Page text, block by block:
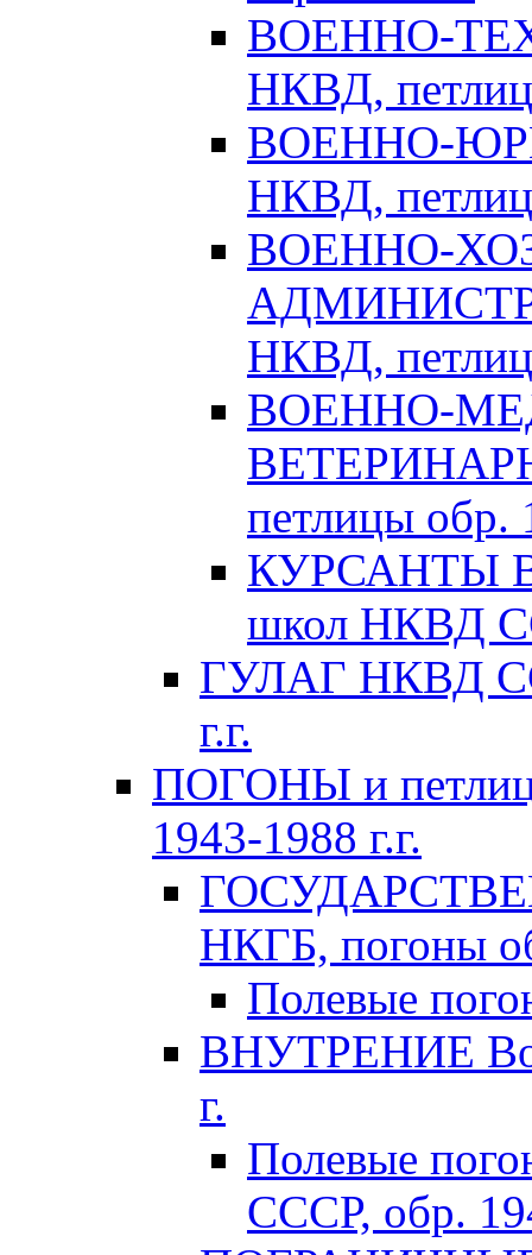
ВОЕННО-
НКВД,
ВОЕННО-
НКВД,
ВОЕННО-
НКВД,
ВОЕННО-
петлицы обр.
КУРСАНТЫ
школ НКВД
ГУЛАГ НКВД
г.г.
ПОГОНЫ и
1943-1988 г.г.
НКГБ, погоны
Полевые
ВНУТРЕНИЕ
г.
Полевые
СССР, обр.